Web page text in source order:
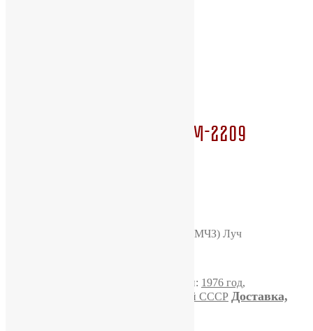
Луч 23 камня, механизм-2209
Метки: 1976 год,
Часы с символикой СССР Доставка,